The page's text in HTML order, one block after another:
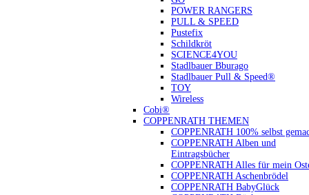
POWER RANGERS
PULL & SPEED
Pustefix
Schildkröt
SCIENCE4YOU
Stadlbauer Bburago
Stadlbauer Pull & Speed®
TOY
Wireless
Cobi®
COPPENRATH THEMEN
COPPENRATH 100% selbst
COPPENRATH Alben und
Eintragsbücher
COPPENRATH Alles für mein
COPPENRATH Aschenbrödel
COPPENRATH BabyGlück